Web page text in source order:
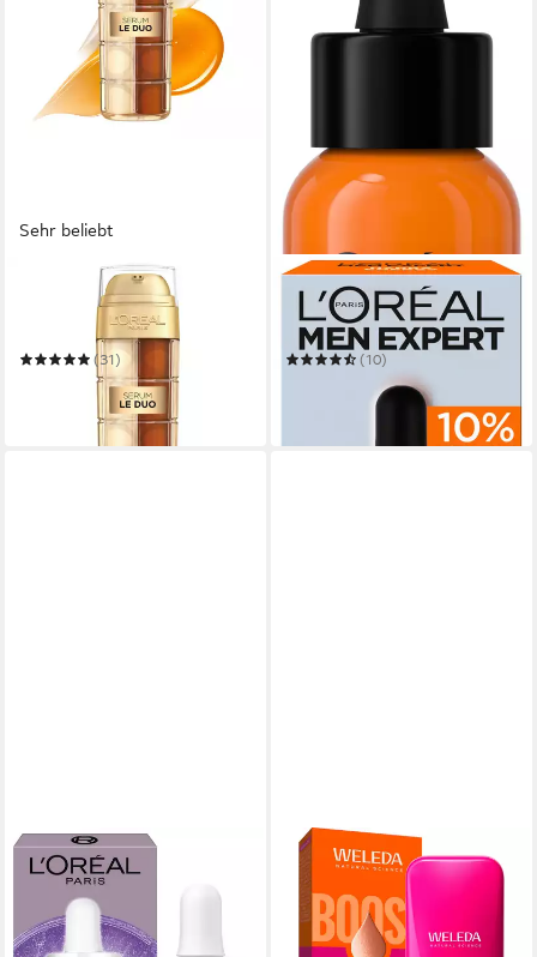
Sehr beliebt
L'ORÉAL PARIS
Gesichtsserum AGE
PERFECT ANTI-AGING
SERUM LE DUO
(31)
in 1-2 Werktagen bei dir
L'ORÉAL PARIS MEN EXPERT
Gesichtsserum HYDRA
ENERGY VITAMIN C SERUM
(10)
(499,67 €/ 1 l)
in 1-2 Werktagen bei dir